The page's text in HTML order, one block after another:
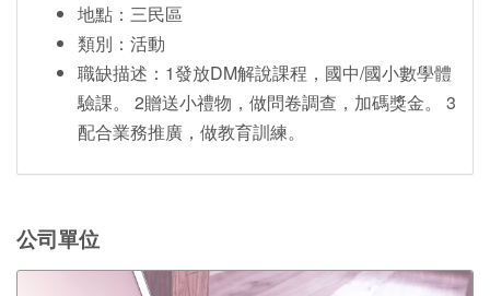
地點：三民區
類別：活動
職缺描述：1發放DM解說課程，國中/國小數學體
驗課。 2贈送小禮物，做問卷調查，加碼獎金。 3
配合業務推廣，做教育訓練。
公司單位